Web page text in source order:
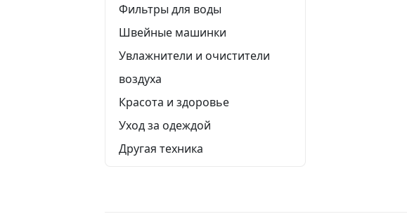
Фильтры для воды
Швейные машинки
Увлажнители и очистители
воздуха
Красота и здоровье
Уход за одеждой
Другая техника